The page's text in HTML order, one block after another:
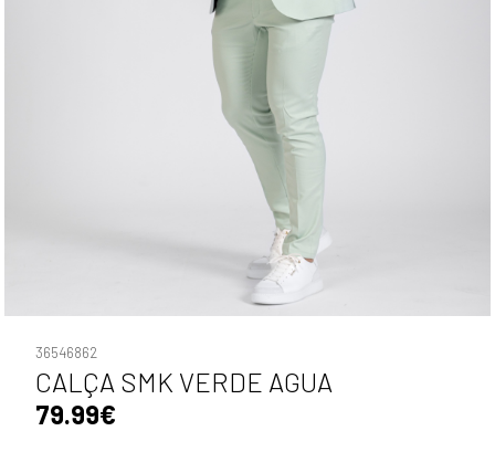
36546862
CALÇA SMK VERDE AGUA
79.99€